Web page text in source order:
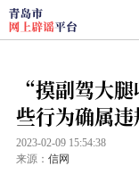
“摸副驾大
些行为确属违
2023-02-09 15:54:38
来源： 信网